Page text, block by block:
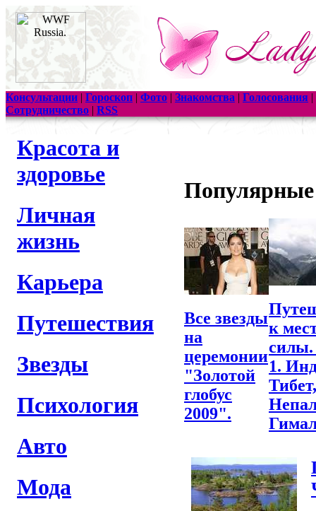
Консультации | Гороскоп | Фото | Знакомства | Голосования |
Сотрудничество | RSS
Красота и
здоровье
Личная
жизнь
Карьера
Путешествия
Звезды
Психология
Авто
Мода
Все звезды
на
церемонии
"Золотой
глобус
2009".
к
силы.
1.
Тибет,